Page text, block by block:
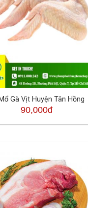
Gà Vịt Huyện Tân Hồng
90,000đ